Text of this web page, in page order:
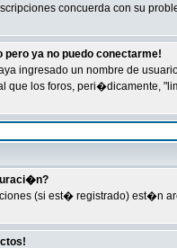
concuerda con su
ya no puedo conectarme!
ingresado un nombre de
que los foros, peri�dicamente,
(si est� registrado) est�n